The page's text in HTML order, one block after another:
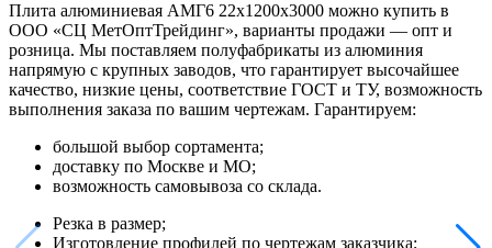
Плита алюминиевая АМГ6 22х1200х3000 можно купить в
ООО «СЦ МетОптТрейдинг», варианты продажи — опт и
розница. Мы поставляем полуфабрикаты из алюминия
напрямую с крупных заводов, что гарантирует высочайшее
качество, низкие цены, соответствие ГОСТ и ТУ, возможность
выполнения заказа по вашим чертежам. Гарантируем:
большой выбор сортамента;
доставку по Москве и МО;
возможность самовывоза со склада.
Резка в размер;
Изготовление профилей по чертежам заказчика;